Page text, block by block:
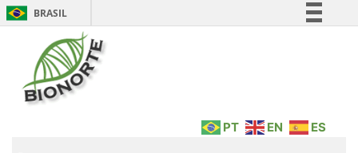
BRASIL
Legislação
PT EN ES